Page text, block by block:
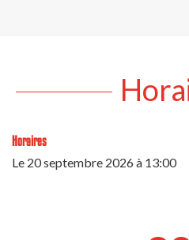
Horaires
Le 20 septembre 2026à 13:00